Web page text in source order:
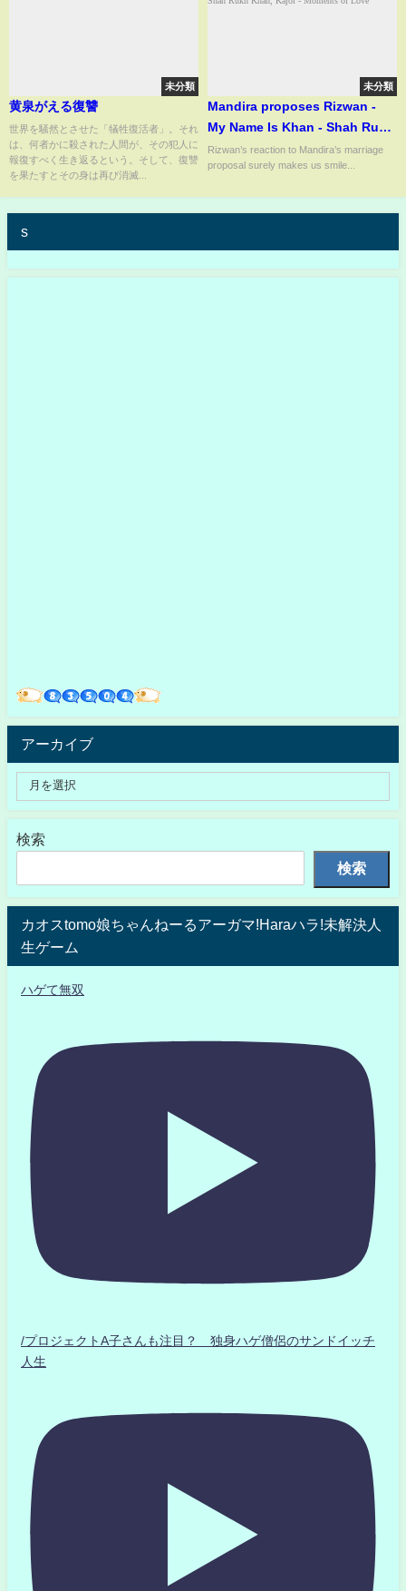
未分類
黄泉がえる復讐
世界を騒然とさせた「犠牲復活者」。それ
は、何者かに殺された人間が、その犯人に
報復すべく生き返るという。そして、復讐
を果たすとその身は再び消滅...
未分類
Mandira proposes Rizwan -
My Name Is Khan - Shah Rukh
Khan, Kajol - Moments of
Love
Rizwan’s reaction to Mandira’s marriage
proposal surely makes us smile...
s
アーカイブ
検索
検索
カオスtomo娘ちゃんねーるアーガマ!Haraハラ!未解決人
生ゲーム
ハゲて無双
/プロジェクトA子さんも注目？ 独身ハゲ僧侶のサンドイッチ
人生